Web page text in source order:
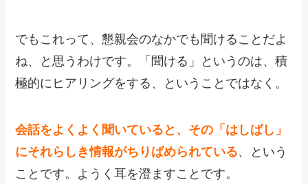
でもこれって、懇親会のなかでも聞けることだよ
ね、と思うわけです。「聞ける」というのは、積
極的にヒアリングをする、ということではなく。
会話をよくよく聞いていると、その「はしばし」
にそれらしき情報がちりばめられている、という
ことです。ようく耳を澄ますことです。